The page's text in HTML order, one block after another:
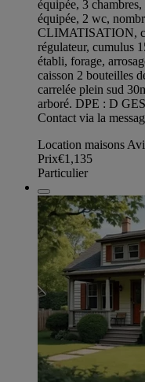
équipée, 3
équipée, 2 wc,
CLIMATISATION,
régulateur, cumulus
établi, forage,
caisson 2 bouteilles
carrelée plein sud
arboré. DPE : D
Contact via la
Location maisons
Prix€1,135
Particulier